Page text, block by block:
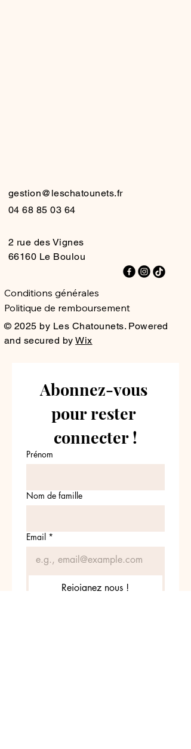
gestion@leschatounets.fr
04 68 85 03 64
2 rue des Vignes
66160 Le Boulou
Conditions générales
Politique de remboursement
© 2025 by Les Chatounets. Powered
and secured by Wix
Abonnez-vous
pour rester
connecter !
Prénom
Nom de famille
Email *
Rejoignez nous !